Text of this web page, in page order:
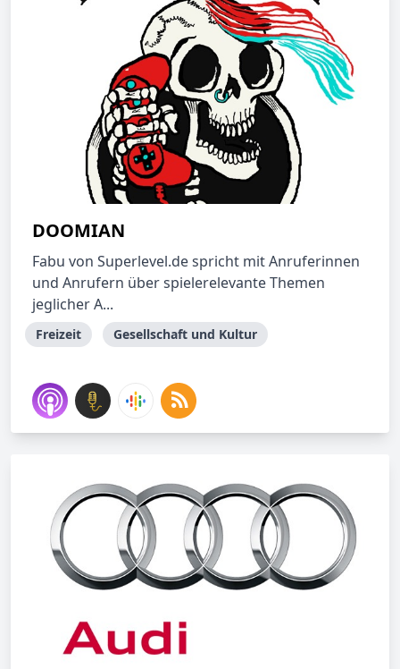
DOOMIAN
Fabu von Superlevel.de spricht mit Anruferinnen
und Anrufern über spielerelevante Themen
jeglicher A...
Freizeit Gesellschaft und Kultur